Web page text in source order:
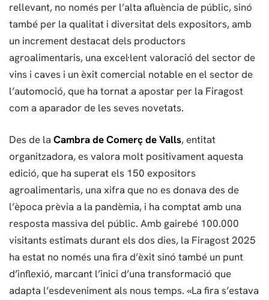
rellevant, no només per l’alta afluència de públic, sinó
també per la qualitat i diversitat dels expositors, amb
un increment destacat dels productors
agroalimentaris, una excel·lent valoració del sector de
vins i caves i un èxit comercial notable en el sector de
l’automoció, que ha tornat a apostar per la Firagost
com a aparador de les seves novetats.
Des de la Cambra de Comerç de Valls, entitat
organitzadora, es valora molt positivament aquesta
edició, que ha superat els 150 expositors
agroalimentaris, una xifra que no es donava des de
l’època prèvia a la pandèmia, i ha comptat amb una
resposta massiva del públic. Amb gairebé 100.000
visitants estimats durant els dos dies, la Firagost 2025
ha estat no només una fira d’èxit sinó també un punt
d’inflexió, marcant l’inici d’una transformació que
adapta l’esdeveniment als nous temps. «La fira s’estava